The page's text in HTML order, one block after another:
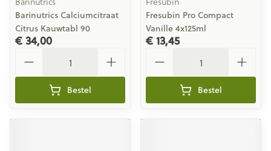
Barinutrics Calciumcitraat
Citrus Kauwtabl 90
€ 34,00
Bestel
Fresubin Pro Compact
Vanille 4x125ml
€ 13,45
Bestel